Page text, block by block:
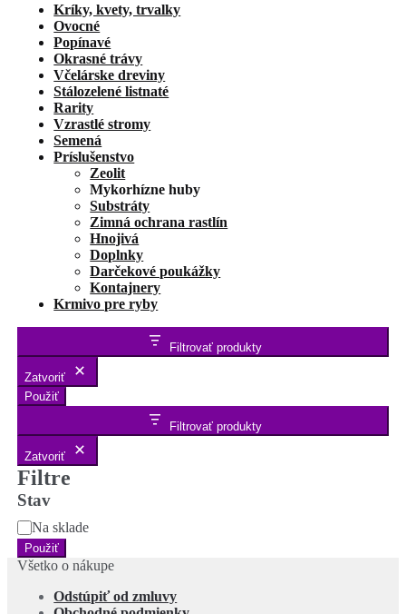
Kríky, kvety, trvalky
Ovocné
Popínavé
Okrasné trávy
Včelárske dreviny
Stálozelené listnaté
Rarity
Vzrastlé stromy
Semená
Príslušenstvo
Zeolit
Mykorhízne huby
Substráty
Zimná ochrana rastlín
Hnojivá
Doplnky
Darčekové poukážky
Kontajnery
Krmivo pre ryby
Filtrovať produkty
Zatvoriť
Použiť
Filtrovať produkty
Zatvoriť
Filtre
Stav
StavNa sklade
Použiť
Všetko o nákupe
Odstúpiť od zmluvy